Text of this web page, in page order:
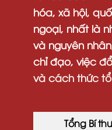
hóa, xã hội,
ngoại, nhất là
và nguyên
chỉ đạo, việc
và cách thức tổ
Tổng Bí